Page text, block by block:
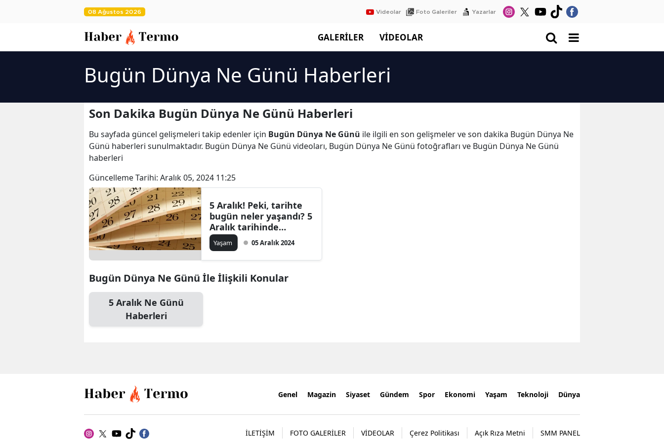
08 Ağustos 2026 Videolar Foto Galeriler Yazarlar
GALERİLER VİDEOLAR
Bugün Dünya Ne Günü Haberleri
Son Dakika Bugün Dünya Ne Günü Haberleri
Bu sayfada güncel gelişmeleri takip edenler için Bugün Dünya Ne Günü ile ilgili en son gelişmeler ve son dakika Bugün Dünya Ne
Günü haberleri sunulmaktadır. Bugün Dünya Ne Günü videoları, Bugün Dünya Ne Günü fotoğrafları ve Bugün Dünya Ne Günü
haberleri
Güncelleme Tarihi: Aralık 05, 2024 11:25
5 Aralık! Peki, tarihte
bugün neler yaşandı? 5
Aralık tarihinde
kutlanan özel günler
nelerdir?
Yaşam 05 Aralık 2024
Bugün Dünya Ne Günü İle İlişkili Konular
5 Aralık Ne Günü
Haberleri
Genel Magazin Siyaset Gündem Spor Ekonomi Yaşam Teknoloji Dünya
İLETİŞİM FOTO GALERİLER VİDEOLAR Çerez Politikası Açık Rıza Metni SMM PANEL